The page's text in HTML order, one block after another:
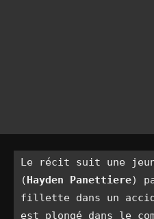
Le récit suit une
(Hayden Panettiere)
fillette dans un
est plongé dans le